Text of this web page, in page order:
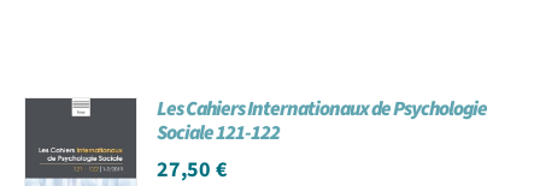
Les Cahiers Internationaux de Psychologie
Sociale 121-122
27,50€